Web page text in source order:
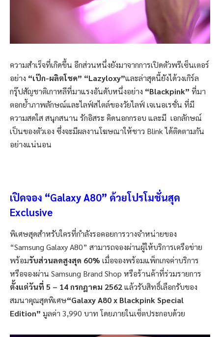
ความสำเร็จที่เกิดขึ้น อีกส่วนหนึ่งยังมาจากการเปิดตัวพรีเซ็นเตอร์
อย่าง “เป๊ก-ผลิตโชค” “Lazyloxy”และล่าสุดนี้ยังได้วงเกิร์ล
กรุ๊ปสัญชาติเกาหลีที่มาแรงอันดับหนึ่งอย่าง “Blackpink” ที่มา
ตอกย้ำภาพลักษณ์และไลฟ์สไตล์ของวัยไลฟ์ เจเนอเรชั่น ที่มี
ความสดใส สนุกสนาน รักอิสระ คิดนอกกรอบ และมี เอกลักษณ์
เป็นของตัวเอง ซึ่งจะมีผลงานโฆษณาให้ชาว Blinkได้ติดตามกัน
อย่างแน่นอน
เปิดจอง “Galaxy A80” ด้วยโปรโมชั่นสุด
Exclusive
พิเศษสุดสำหรับใครที่กำลังรอคอยการวางจำหน่ายของ
“Samsung Galaxy A80” สามารถจองผ่านผู้ให้บริการเครือข่าย
พร้อมรับส่วนลดสูงสุด 60% เมื่อจองพร้อมแพ็กเกจค่าบริการ
หรือจองผ่าน Samsung Brand Shop หรือร้านค้าที่ร่วมรายการ
ตั้งแต่วันที่ 5 – 14กรกฎาคม 2562แล้วรับสิทธิ์เลือกรับของ
สมนาคุณสุดพิเศษ“Galaxy A80 x Blackpink Special
Edition” มูลค่า 3,990 บาทโดยภายในเซ็ตประกอบด้วย